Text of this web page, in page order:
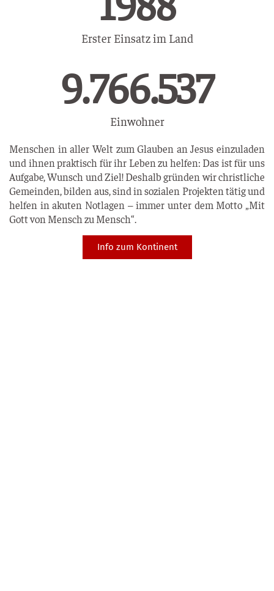
Erster Einsatz im Land
Einwohner
14.660.372
Menschen in aller Welt zum Glauben an Jesus einzuladen
und ihnen praktisch für ihr Leben zu helfen: Das ist für uns
Aufgabe, Wunsch und Ziel! Deshalb gründen wir christliche
Gemeinden, bilden aus, sind in sozialen Projekten tätig und
helfen in akuten Notlagen – immer unter dem Motto „Mit
Gott von Mensch zu Mensch“.
Info zum Kontinent